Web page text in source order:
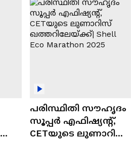
പരിസ്ഥിതി സൗഹൃദം
സൂപ്പർ എഫിഷ്യന്റ്,
CETയുടെ ലുണാറിസ്